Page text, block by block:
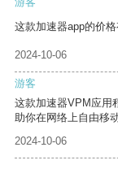
这款加速器app的价
2024-10-06
游客
这款加速器VPM应用
助你在网络上自由移动
2024-10-06